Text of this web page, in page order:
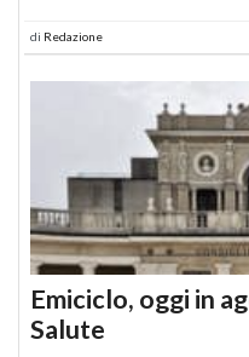
di Redazione
Emiciclo, oggi in
Salute